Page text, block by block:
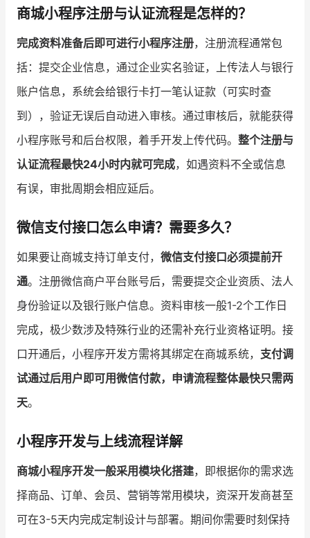
商城小程序注册与认证流程是怎样的？
完成资料准备后即可进行小程序注册，注册流程通常包
括：提交企业信息，通过企业实名验证，上传法人与银行
账户信息，系统会给银行卡打一笔认证款（可实时查
到），验证无误后自动进入审核。通过审核后，就能获得
小程序账号和后台权限，着手开发上传代码。 整个注册与
认证流程最快24小时内就可完成，如遇资料不全或信息
有误，审批周期会相应延后。
微信支付接口怎么申请？需要多久？
如果要让商城支持订单支付， 微信支付接口必须提前开
通。注册微信商户平台账号后，需要提交企业资质、法人
身份验证以及银行账户信息。资料审核一般1-2个工作日
完成，极少数涉及特殊行业的还需补充行业资格证明。接
口开通后，小程序开发方需将其绑定在商城系统， 支付调
试通过后用户即可用微信付款，申请流程整体最快只需两
天。
小程序开发与上线流程详解
商城小程序开发一般采用模块化搭建，即根据你的需求选
择商品、订单、会员、营销等常用模块，资深开发商甚至
可在3-5天内完成定制设计与部署。期间你需要时刻保持